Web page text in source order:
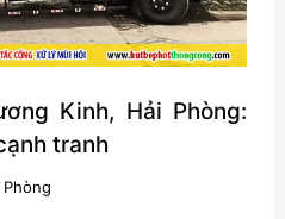
Kinh, Hải Phòng:
tranh